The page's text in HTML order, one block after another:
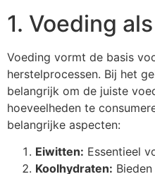
1. Voeding
Voeding vormt de basis
herstelprocessen. Bij het
belangrijk om de juiste
hoeveelheden te
belangrijke aspecten:
Eiwitten: Essentieel
Koolhydraten: